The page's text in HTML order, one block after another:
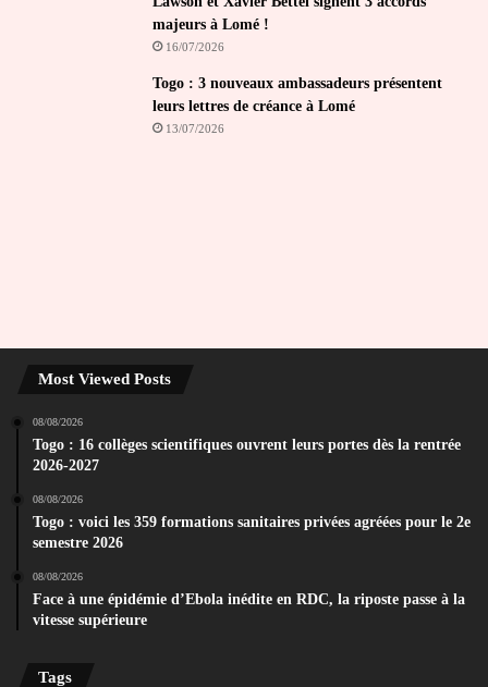
majeurs à Lomé !
16/07/2026
Togo : 3 nouveaux ambassadeurs présentent
leurs lettres de créance à Lomé
13/07/2026
Most Viewed Posts
08/08/2026
Togo : 16 collèges scientifiques ouvrent leurs portes dès la rentrée
2026-2027
08/08/2026
Togo : voici les 359 formations sanitaires privées agréées pour le 2e
semestre 2026
08/08/2026
Face à une épidémie d’Ebola inédite en RDC, la riposte passe à la
vitesse supérieure
Tags